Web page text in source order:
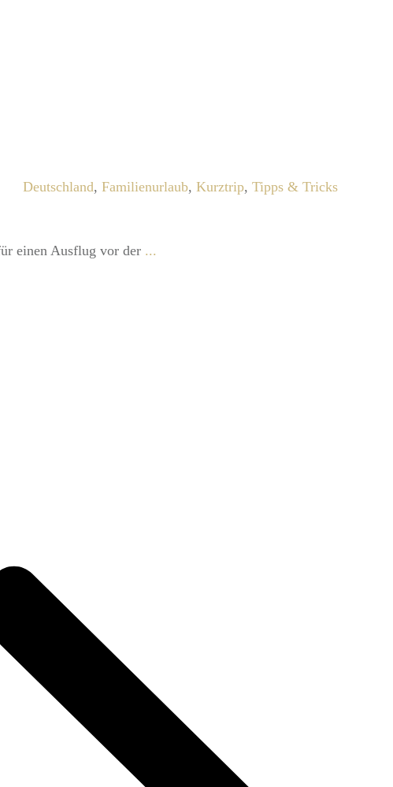
Deutschland,Familienurlaub,Kurztrip,Tipps & Tricks
einen Ausflug vor der ...